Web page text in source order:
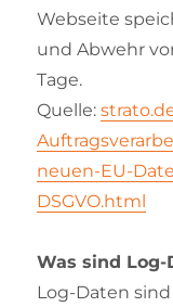
Webseite
und Abwehr
Tage.
Quelle:
neuen-EU-
DSGVO.html
Was sind Log-
Log-Daten sind